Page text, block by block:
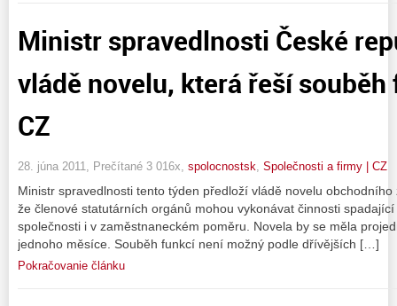
Ministr spravedlnosti České
vládě novelu, která řeší
CZ
28. júna 2011, Prečítané 3 016x, spolocnostsk Společnosti a firmy | CZ
Ministr spravedlnosti tento týden předloží vládě novelu
že členové statutárních orgánů mohou vykonávat činnosti
společnosti i v zaměstnaneckém poměru. Novela by se měla
jednoho měsíce. Souběh funkcí není možný podle dřívějších […]
Pokračovanie článku